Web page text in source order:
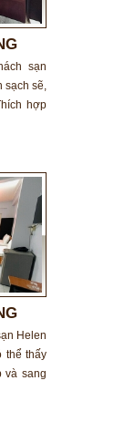
sạn
sẽ,
hợp
Helen
thể thấy
và sang